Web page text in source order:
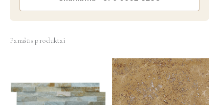
Panašūs produktai